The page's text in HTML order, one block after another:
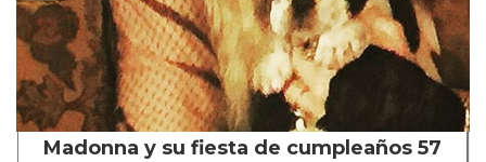
Madonna y su fiesta de cumpleaños 57